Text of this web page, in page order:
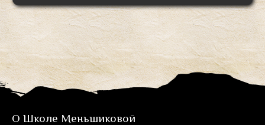
О Школе Меньшиковой